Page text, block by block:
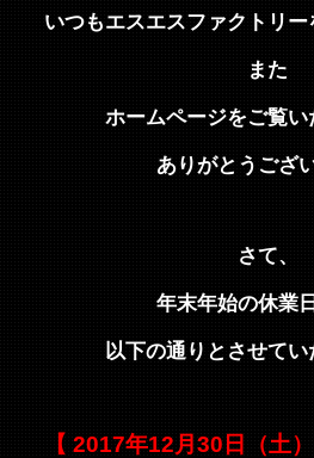
いつもエスエスファクトリー
また
ホームページをご覧い
ありがとうござ
さて、
年末年始の休業
以下の通りとさせて
【 2017年12月30日（土